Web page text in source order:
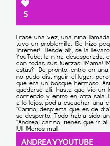
5
ANDREA Y YOUTUBE